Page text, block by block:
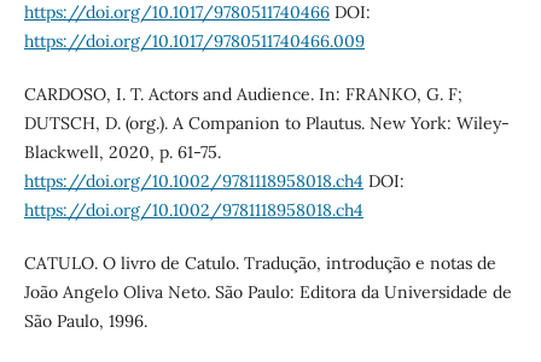
https://doi.org/10.1017/9780511740466DOI:
https://doi.org/10.1017/9780511740466.009
CARDOSO, I. T. Actors and Audience. In: FRANKO, G. F;
DUTSCH, D. (org.). A Companion to Plautus. New York: Wiley-
Blackwell, 2020, p. 61-75.
https://doi.org/10.1002/9781118958018.ch4 DOI:
https://doi.org/10.1002/9781118958018.ch4
CATULO. O livro de Catulo. Tradução, introdução e notas de
João Angelo Oliva Neto. São Paulo: Editora da Universidade de
São Paulo, 1996.